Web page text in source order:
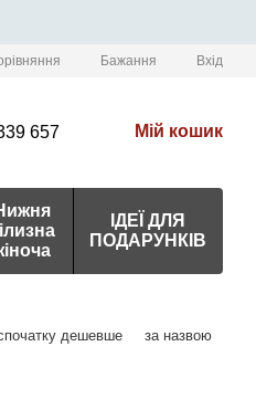
Бажання Вхід
657 Мій кошик
ІДЕЇ ДЛЯ
ПОДАРУНКІВ
дешевше за назвою